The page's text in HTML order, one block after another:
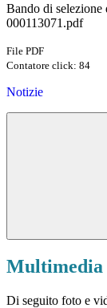
Bando di
000113071.pdf
File PDF
Contatore click: 84
Notizie
Multimedia
Di seguito foto e